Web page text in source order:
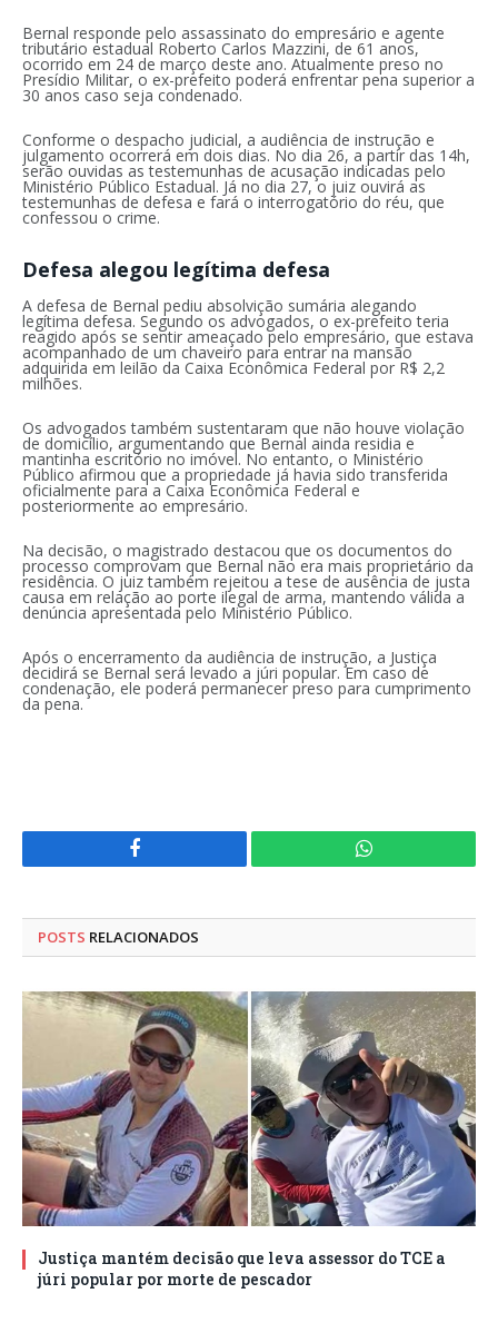
Bernal responde pelo assassinato do empresário e agente
tributário estadual Roberto Carlos Mazzini, de 61 anos,
ocorrido em 24 de março deste ano. Atualmente preso no
Presídio Militar, o ex-prefeito poderá enfrentar pena superior a
30 anos caso seja condenado.
Conforme o despacho judicial, a audiência de instrução e
julgamento ocorrerá em dois dias. No dia 26, a partir das 14h,
serão ouvidas as testemunhas de acusação indicadas pelo
Ministério Público Estadual. Já no dia 27, o juiz ouvirá as
testemunhas de defesa e fará o interrogatório do réu, que
confessou o crime.
Defesa alegou legítima defesa
A defesa de Bernal pediu absolvição sumária alegando
legítima defesa. Segundo os advogados, o ex-prefeito teria
reagido após se sentir ameaçado pelo empresário, que estava
acompanhado de um chaveiro para entrar na mansão
adquirida em leilão da Caixa Econômica Federal por R$ 2,2
milhões.
Os advogados também sustentaram que não houve violação
de domicílio, argumentando que Bernal ainda residia e
mantinha escritório no imóvel. No entanto, o Ministério
Público afirmou que a propriedade já havia sido transferida
oficialmente para a Caixa Econômica Federal e
posteriormente ao empresário.
Na decisão, o magistrado destacou que os documentos do
processo comprovam que Bernal não era mais proprietário da
residência. O juiz também rejeitou a tese de ausência de justa
causa em relação ao porte ilegal de arma, mantendo válida a
denúncia apresentada pelo Ministério Público.
Após o encerramento da audiência de instrução, a Justiça
decidirá se Bernal será levado a júri popular. Em caso de
condenação, ele poderá permanecer preso para cumprimento
da pena.
Facebook WhatsApp
POSTS RELACIONADOS
Justiça mantém decisão que leva assessor do TCE a
júri popular por morte de pescador